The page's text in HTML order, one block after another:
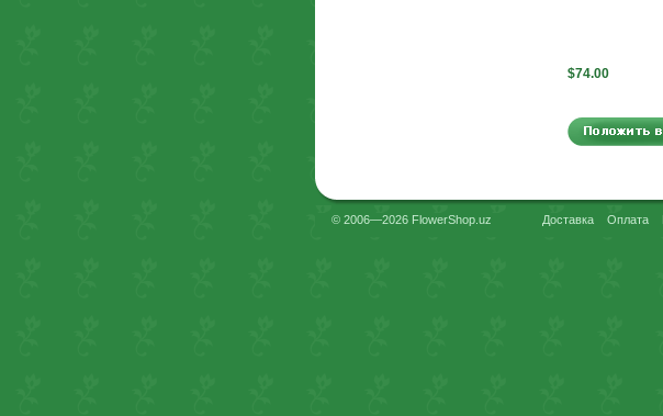
$74.00
© 2006—2026 FlowerShop.uz Доставка Оплата